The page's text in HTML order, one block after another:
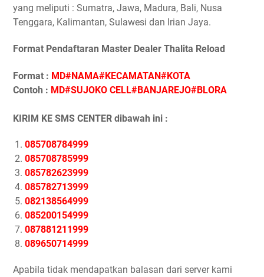
yang meliputi : Sumatra, Jawa, Madura, Bali, Nusa
Tenggara, Kalimantan, Sulawesi dan Irian Jaya.
Format Pendaftaran Master Dealer Thalita Reload
Format : MD#NAMA#KECAMATAN#KOTA
Contoh : MD#SUJOKO CELL#BANJAREJO#BLORA
KIRIM KE SMS CENTER dibawah ini :
085708784999
085708785999
085782623999
085782713999
082138564999
085200154999
087881211999
089650714999
Apabila tidak mendapatkan balasan dari server kami